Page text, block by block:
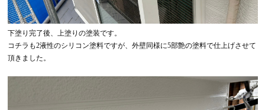
下塗り完了後、上塗りの塗装です。
コチラも2液性のシリコン塗料ですが、外壁同様に5部艶の塗料で仕上げさせて
頂きました。